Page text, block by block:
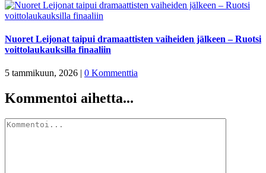
Nuoret Leijonat taipui dramaattisten vaiheiden jälkeen – Ruotsi
voittolaukauksilla finaaliin
5 tammikuun, 2026 | 0 Kommenttia
Kommentoi aihetta...
Kommentti